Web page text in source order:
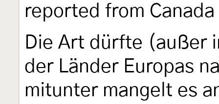
reported from
Die Art dürfte (außer
der Länder Europas
mitunter mangelt es